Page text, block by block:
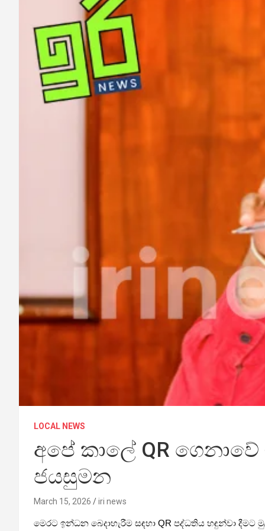
LOCAL NEWS
අපේ කාලේ QR
ජයසුමන
March 15, 2026 iri news
මෙරට ඉන්ධන බෙදාහැරීම සඳහා QR පද්ධතිය හඳුන්වා